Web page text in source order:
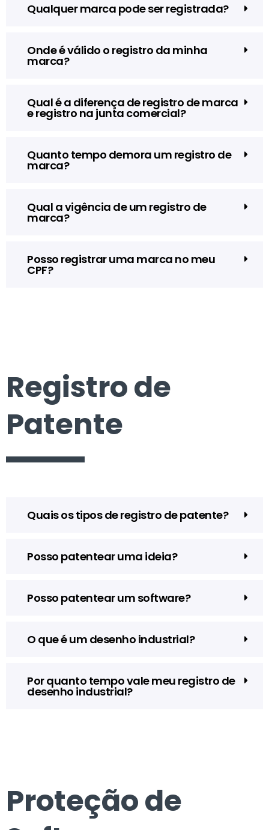
Qualquer marca pode ser registrada?
Onde é válido o registro da minha
marca?
Qual é a diferença de registro de marca
e registro na junta comercial?
Quanto tempo demora um registro de
marca?
Qual a vigência de um registro de
marca?
Posso registrar uma marca no meu
CPF?
Registro de
Patente
Quais os tipos de registro de patente?
Posso patentear uma ideia?
Posso patentear um software?
O que é um desenho industrial?
Por quanto tempo vale meu registro de
desenho industrial?
Proteção de